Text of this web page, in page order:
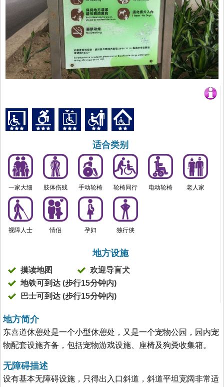
适合类别
一家大细 肢体伤残 手动轮椅 轮椅同行 电动轮椅 老人家
视障人士 情侣 孕妇 独行侠
地方设施
摸读地图
欢迎导盲犬
地铁可到达 (步行15分钟内)
巴士可到达 (步行15分钟内)
地方简介
东喜道休憩处是一个小型休憩处，又是一个宠物公园，园内宠
物配套设施齐备，包括宠物游戏设施、座椅及狗粪收集箱。
无障碍描述
设有基本无障碍设施，只得出入口斜道，斜道平坦宽阔非常适